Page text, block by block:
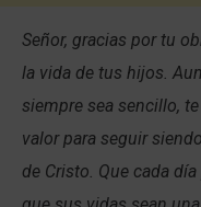
Señor, gracias por tu
la vida de tus hijos.
siempre sea sencillo,
valor para seguir
de Cristo. Que cada